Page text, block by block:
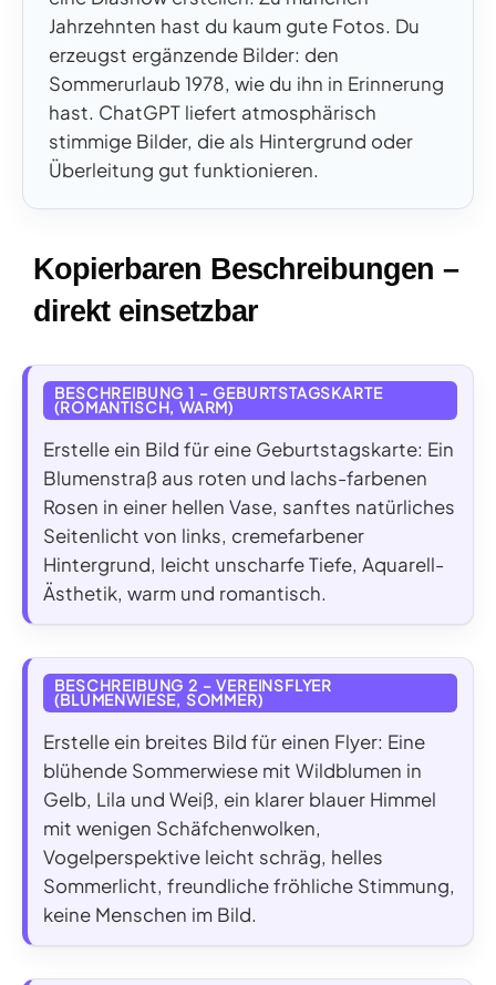
Jahrzehnten hast du kaum gute Fotos. Du
erzeugst ergänzende Bilder: den
Sommerurlaub 1978, wie du ihn in Erinnerung
hast. ChatGPT liefert atmosphärisch
stimmige Bilder, die als Hintergrund oder
Überleitung gut funktionieren.
Kopierbaren Beschreibungen –
direkt einsetzbar
BESCHREIBUNG 1 – GEBURTSTAGSKARTE
(ROMANTISCH, WARM)
Erstelle ein Bild für eine Geburtstagskarte: Ein
Blumenstraß aus roten und lachs-farbenen
Rosen in einer hellen Vase, sanftes natürliches
Seitenlicht von links, cremefarbener
Hintergrund, leicht unscharfe Tiefe, Aquarell-
Ästhetik, warm und romantisch.
BESCHREIBUNG 2 – VEREINSFLYER
(BLUMENWIESE, SOMMER)
Erstelle ein breites Bild für einen Flyer: Eine
blühende Sommerwiese mit Wildblumen in
Gelb, Lila und Weiß, ein klarer blauer Himmel
mit wenigen Schäfchenwolken,
Vogelperspektive leicht schräg, helles
Sommerlicht, freundliche fröhliche Stimmung,
keine Menschen im Bild.